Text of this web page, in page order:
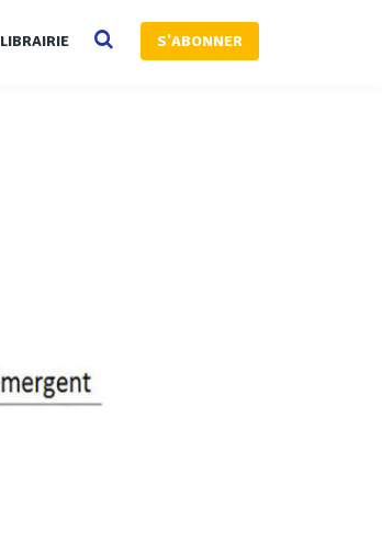
LIBRAIRIE S'ABONNER